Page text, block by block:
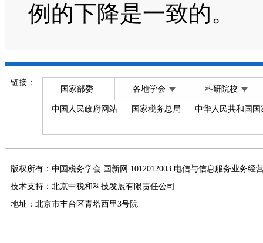
例的下降是一致的。
链接：
国家部委 各地学会 科研院校
中国人民政府网站 国家税务总局 中华人民共和国
版权所有：中国税务学会 国新网 1012012003 电信与信息服务业务经
技术支持：北京中税和科技发展有限责任公司
地址：北京市丰台区青塔西里3号院